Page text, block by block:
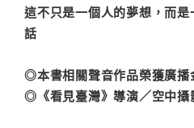
這不只是一個人的夢想，而
話
◎本書相關聲音作品榮獲廣播
◎《看見臺灣》導演／空中